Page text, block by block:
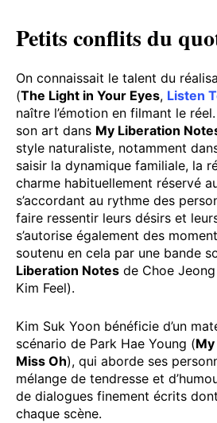
Petits conflits du
On connaissait le talent du
(The Light in Your Eyes, Listen
naître l’émotion en filmant le
son art dans My Liberation
style naturaliste, notamment
saisir la dynamique familiale, la
charme habituellement réservé
s’accordant au rythme des
faire ressentir leurs désirs et
s’autorise également des
soutenu en cela par une bande
Liberation Notes de Choe
Kim Feel).
Kim Suk Yoon bénéficie d’un
scénario de Park Hae Young (
Miss Oh), qui aborde ses
mélange de tendresse et
de dialogues finement écrits
chaque scène.